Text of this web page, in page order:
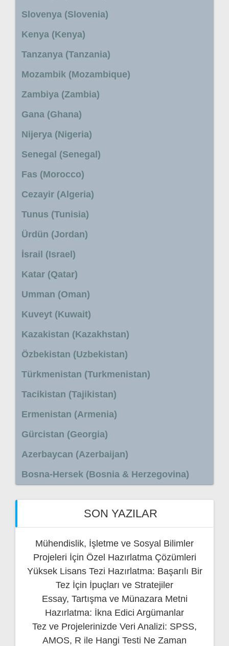
Slovenya (Slovenia)
Kenya (Kenya)
Tanzanya (Tanzania)
Mozambik (Mozambique)
Zambiya (Zambia)
Gana (Ghana)
Nijerya (Nigeria)
Senegal (Senegal)
Fas (Morocco)
Cezayir (Algeria)
Tunus (Tunisia)
Ürdün (Jordan)
İsrail (Israel)
Katar (Qatar)
Umman (Oman)
Kuveyt (Kuwait)
Kazakistan (Kazakhstan)
Özbekistan (Uzbekistan)
Türkmenistan (Turkmenistan)
Tacikistan (Tajikistan)
Ermenistan (Armenia)
Gürcistan (Georgia)
Azerbaycan (Azerbaijan)
Bosna-Hersek (Bosnia & Herzegovina)
SON YAZILAR
Mühendislik, İşletme ve Sosyal Bilimler
Projeleri İçin Özel Hazırlatma Çözümleri
Yüksek Lisans Tezi Hazırlatma: Başarılı Bir
Tez İçin İpuçları ve Stratejiler
Essay, Tartışma ve Münazara Metni
Hazırlatma: İkna Edici Argümanlar
Tez ve Projelerinizde Veri Analizi: SPSS,
AMOS, R ile Hangi Testi Ne Zaman